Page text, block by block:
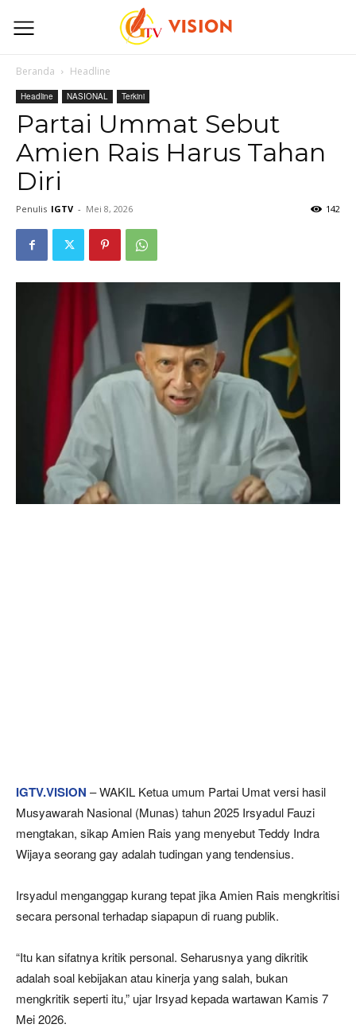
Beranda Headline
Headline NASIONAL Terkini
Partai Ummat Sebut
Amien Rais Harus Tahan
Diri
Penulis IGTV - Mei 8, 2026 142
IGTV.VISION – WAKIL Ketua umum Partai Umat versi hasil
Musyawarah Nasional (Munas) tahun 2025 Irsyadul Fauzi
mengtakan, sikap Amien Rais yang menyebut Teddy Indra
Wijaya seorang gay adalah tudingan yang tendensius.
Irsyadul menganggap kurang tepat jika Amien Rais mengkritisi
secara personal terhadap siapapun di ruang publik.
“Itu kan sifatnya kritik personal. Seharusnya yang dikritik
adalah soal kebijakan atau kinerja yang salah, bukan
mengkritik seperti itu,” ujar Irsyad kepada wartawan Kamis 7
Mei 2026.